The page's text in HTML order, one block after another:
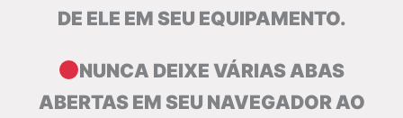
DE ELE EM SEU EQUIPAMENTO.
NUNCA DEIXE VÁRIAS ABAS
ABERTAS EM SEU NAVEGADOR AO